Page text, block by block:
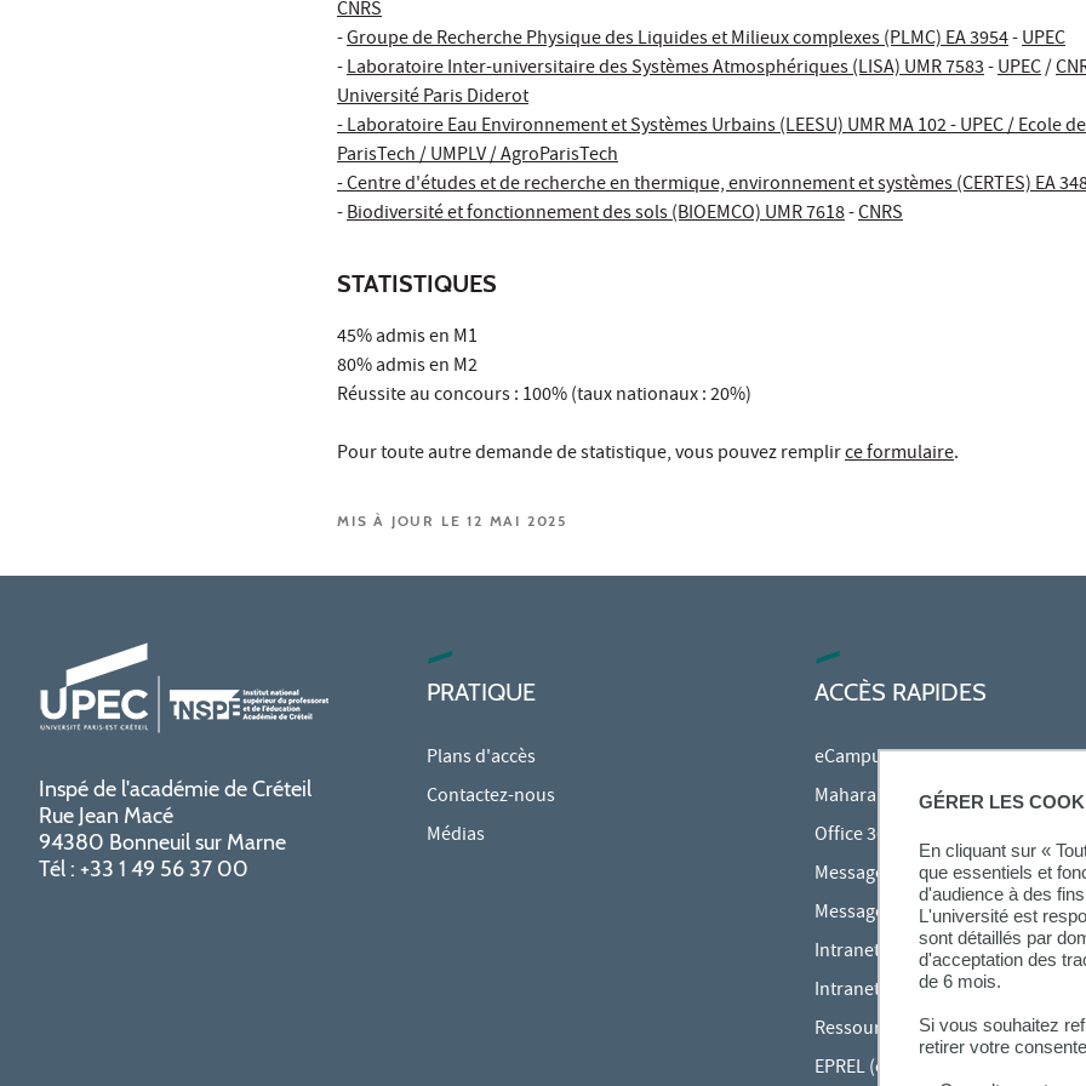
GÉRER LES
En cliquant sur «
que essentiels et
d'audience à des
L'université est
sont détaillés par
d'acceptation des
de 6 mois.
Si vous souhaitez
retirer votre
CNRS
-Groupe de Recherche Physique des Liquides et Milieux complexes (PLMC) EA 3954-UPEC
-Laboratoire Inter-universitaire des Systèmes Atmosphériques (LISA) UMR 7583-UPEC/
Université Paris Diderot
- Laboratoire Eau Environnement et Systèmes Urbains (LEESU) UMR MA 102 - UPEC / Ecole
ParisTech / UMPLV / AgroParisTech
- Centre d'études et de recherche en thermique, environnement et systèmes (CERTES) EA
-Biodiversité et fonctionnement des sols (BIOEMCO) UMR 7618-CNRS
STATISTIQUES
45% admis en M1
80% admis en M2
Réussite au concours : 100% (taux nationaux : 20%)
Pour toute autre demande de statistique, vous pouvez remplirce formulaire.
MIS À JOUR LE 12 MAI 2025
Inspé de l'académie de Créteil
Rue Jean Macé
94380 Bonneuil sur Marne
Tél : +33 1 49 56 37 00
PRATIQUE
Plans d'accès
Contactez-nous
Médias
ACCÈS RAPIDES
eCampus
Mahara
Office 365
Messagerie des étudiants
Messagerie des personnels
Intranet Inspé
Intranet UPEC
Ressources audiovisuelles Inspé
EPREL (cours en ligne)